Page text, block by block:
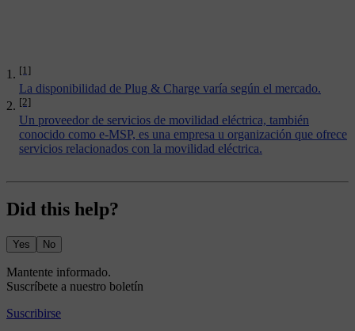
[1]
La disponibilidad de Plug & Charge varía según el mercado.
[2]
Un proveedor de servicios de movilidad eléctrica, también
conocido como e-MSP, es una empresa u organización que ofrece
servicios relacionados con la movilidad eléctrica.
Did this help?
Yes No